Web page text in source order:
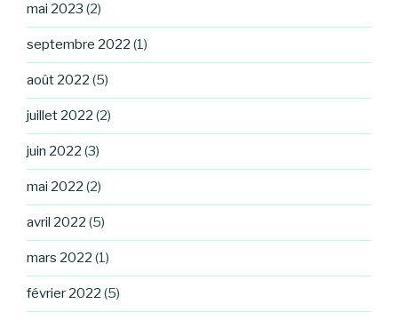
mai 2023 (2)
septembre 2022 (1)
août 2022 (5)
juillet 2022 (2)
juin 2022 (3)
mai 2022 (2)
avril 2022 (5)
mars 2022 (1)
février 2022 (5)